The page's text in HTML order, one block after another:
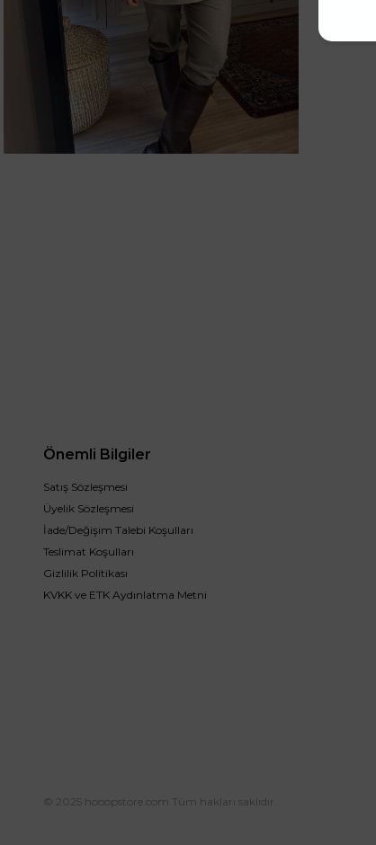
Önemli Bilgiler
Satış Sözleşmesi
Üyelik Sözleşmesi
İade/Değişim Talebi Koşulları
Teslimat Koşulları
Gizlilik Politikası
KVKK ve ETK Aydınlatma Metni
© 2025 hooopstore.com Tüm hakları saklıdır.